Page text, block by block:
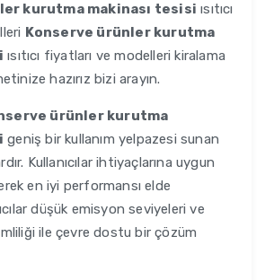
kurutma makinası tesisi ısıtıcı
Konserve ürünler kurutma
ısıtıcı fiyatları ve modelleri kiralama
hazırız bizi arayın.
ürünler kurutma
geniş bir kullanım yelpazesi sunan
Kullanıcılar ihtiyaçlarına uygun
en iyi performansı elde
düşük emisyon seviyeleri ve
ile çevre dostu bir çözüm